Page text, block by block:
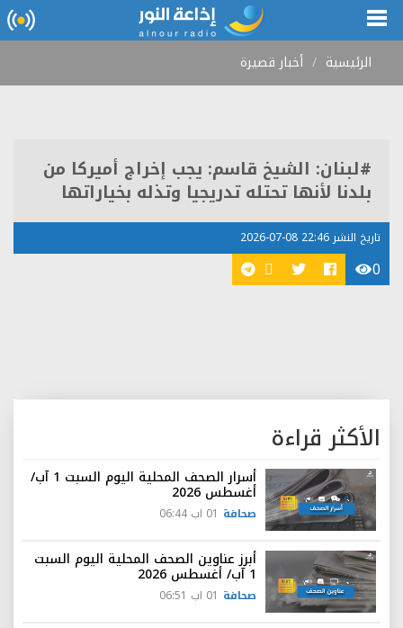
الرئيسية أخبار قصيرة
#لبنان: الشيخ قاسم: يجب إخراج أميركا من
بلدنا لأنها تحتله تدريجيا وتذله بخياراتها
تاريخ النشر 22:46 08-07-2026
0
الأكثر قراءة
أسرار الصحف المحلية اليوم السبت 1 آب/
أغسطس 2026
صحافة 01 اب 06:44
أبرز عناوين الصحف المحلية اليوم السبت
1 آب/ أغسطس 2026
صحافة 01 اب 06:51